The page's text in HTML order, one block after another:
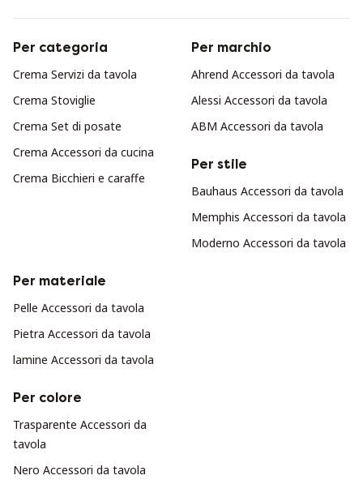
Per categoria
Crema Servizi da tavola
Crema Stoviglie
Crema Set di posate
Crema Accessori da cucina
Crema Bicchieri e caraffe
Per marchio
Ahrend Accessori da tavola
Alessi Accessori da tavola
ABM Accessori da tavola
Per stile
Bauhaus Accessori da tavola
Memphis Accessori da tavola
Moderno Accessori da tavola
Per materiale
Pelle Accessori da tavola
Pietra Accessori da tavola
lamine Accessori da tavola
Per colore
Trasparente Accessori da
tavola
Nero Accessori da tavola